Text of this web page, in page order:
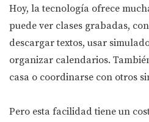
Hoy, la tecnología ofrece
puede ver clases grabadas,
descargar textos, usar
organizar calendarios.
casa o coordinarse con otros
Pero esta facilidad tiene un